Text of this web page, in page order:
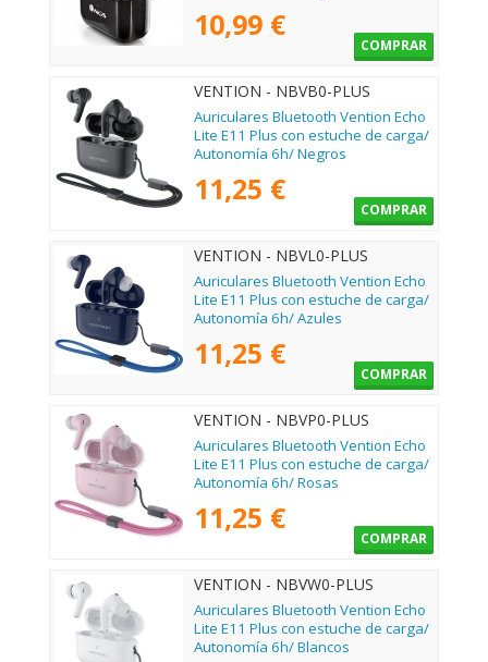
10,99 €
COMPRAR
VENTION - NBVB0-PLUS
Auriculares Bluetooth Vention Echo
Lite E11 Plus con estuche de carga/
Autonomía 6h/ Negros
11,25 €
COMPRAR
VENTION - NBVL0-PLUS
Auriculares Bluetooth Vention Echo
Lite E11 Plus con estuche de carga/
Autonomía 6h/ Azules
11,25 €
COMPRAR
VENTION - NBVP0-PLUS
Auriculares Bluetooth Vention Echo
Lite E11 Plus con estuche de carga/
Autonomía 6h/ Rosas
11,25 €
COMPRAR
VENTION - NBVW0-PLUS
Auriculares Bluetooth Vention Echo
Lite E11 Plus con estuche de carga/
Autonomía 6h/ Blancos